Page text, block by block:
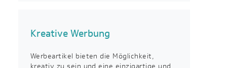
Kreative Werbung
Werbeartikel bieten die Möglichkeit,